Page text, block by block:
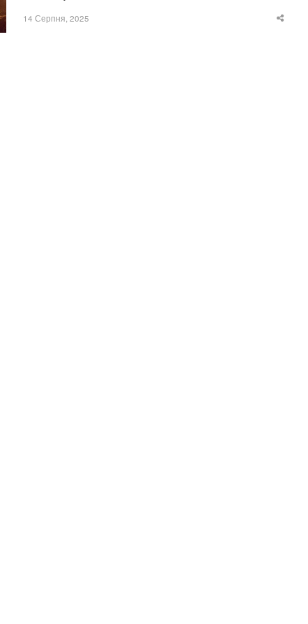
14 Серпня, 2025
Share